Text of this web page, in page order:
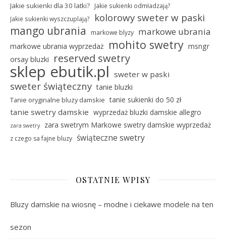
Jakie sukienki dla 30 latki?
Jakie sukienki odmładzają?
Jakie sukienki wyszczuplają?
kolorowy sweter w paski
mango ubrania markowe blyzy markowe ubrania
markowe ubrania wyprzedaż mohito swetry msngr
orsay bluzki
reserved swetry
sklep ebutik.pl sweter w paski
sweter świąteczny tanie bluzki
Tanie oryginalne bluzy damskie tanie sukienki do 50 zł
tanie swetry damskie wyprzedaż bluzki damskie allegro
zara swetry zara swetrym Markowe swetry damskie wyprzedaż
z czego sa fajne bluzy świąteczne swetry
OSTATNIE WPISY
Bluzy damskie na wiosnę – modne i ciekawe modele na ten
sezon